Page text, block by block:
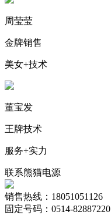
周莹莹
金牌销售
美女+技术
董宝发
王牌技术
服务+实力
联系熊猫电源
销售热线：18051051126
固定号码：0514-82887220